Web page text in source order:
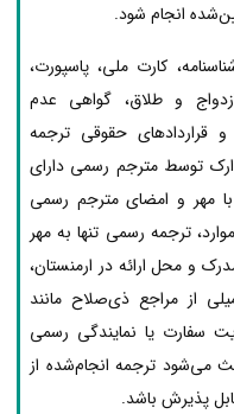
انجام شود.
کارت ملی، پاسپورت،
و طلاق، گواهی عدم
قراردادهای حقوقی ترجمه
توسط مترجم رسمی دارای
مهر و امضای مترجم رسمی
ترجمه رسمی تنها به مهر
و محل ارائه در ارمنستان،
از مراجع ذی‌صلاح مانند
سفارت یا نمایندگی رسمی
می‌شود ترجمه انجام‌شده از
پذیرش باشد.